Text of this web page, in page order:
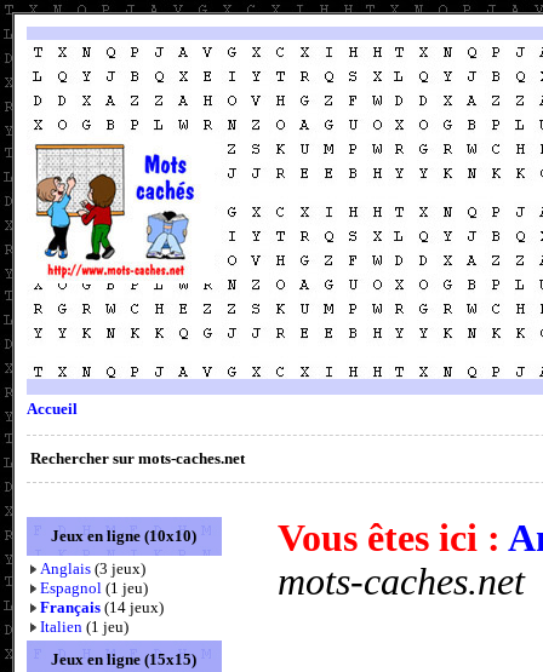
Accueil
Rechercher sur mots-caches.net
Jeux en ligne (10x10)
Anglais (3 jeux)
Espagnol (1 jeu)
Français (14 jeux)
Italien (1 jeu)
Jeux en ligne (15x15)
Vous êtes ici :
mots-caches.net